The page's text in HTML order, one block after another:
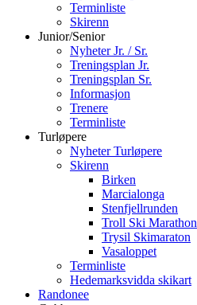
Terminliste
Skirenn
Junior/Senior
Nyheter Jr. / Sr.
Treningsplan Jr.
Treningsplan Sr.
Informasjon
Trenere
Terminliste
Turløpere
Nyheter Turløpere
Skirenn
Birken
Marcialonga
Stenfjellrunden
Troll Ski Marathon
Trysil Skimaraton
Vasaloppet
Terminliste
Hedemarksvidda skikart
Randonee